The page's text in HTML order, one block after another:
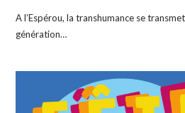
A l’Espérou, la transhumance se
génération…